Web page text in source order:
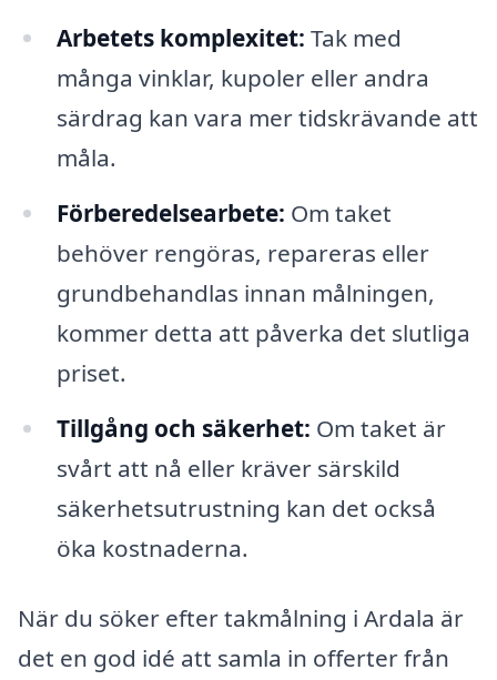
Arbetets komplexitet: Tak med
många vinklar, kupoler eller andra
särdrag kan vara mer tidskrävande att
måla.
Förberedelsearbete: Om taket
behöver rengöras, repareras eller
grundbehandlas innan målningen,
kommer detta att påverka det slutliga
priset.
Tillgång och säkerhet: Om taket är
svårt att nå eller kräver särskild
säkerhetsutrustning kan det också
öka kostnaderna.
När du söker efter takmålning i Ardala är
det en god idé att samla in offerter från